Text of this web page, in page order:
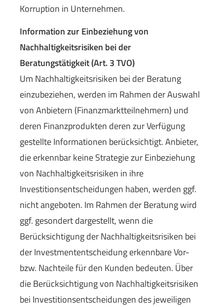
Korruption in Unternehmen.
Information zur Einbeziehung von
Nachhaltigkeitsrisiken bei der
Beratungstätigkeit (Art. 3 TVO)
Um Nachhaltigkeitsrisiken bei der Beratung
einzubeziehen, werden im Rahmen der Auswahl
von Anbietern (Finanzmarktteilnehmern) und
deren Finanzprodukten deren zur Verfügung
gestellte Informationen berücksichtigt. Anbieter,
die erkennbar keine Strategie zur Einbeziehung
von Nachhaltigkeitsrisiken in ihre
Investitionsentscheidungen haben, werden ggf.
nicht angeboten. Im Rahmen der Beratung wird
ggf. gesondert dargestellt, wenn die
Berücksichtigung der Nachhaltigkeitsrisiken bei
der Investmententscheidung erkennbare Vor-
bzw. Nachteile für den Kunden bedeuten. Über
die Berücksichtigung von Nachhaltigkeitsrisiken
bei Investitionsentscheidungen des jeweiligen